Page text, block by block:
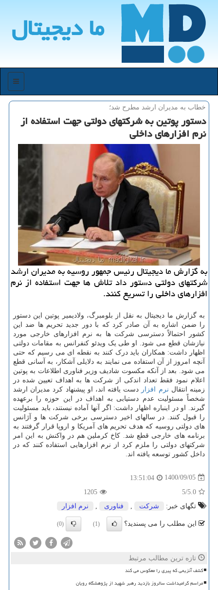
ما دیجیتال
منو
خطاب به مدیران ارشد مطرح شد؛
دستور پوتین به شرکتهای دولتی جهت استفاده از
نرم افزارهای داخلی
به گزارش ما دیجیتال رئیس جمهور روسیه به مدیران ارشد
شرکتهای دولتی دستور داد تلاش ها جهت استفاده از نرم
افزارهای داخلی را تسریع کنند.
به گزارش ما دیجیتال به نقل از بلومبرگ، ولادیمیر پوتین این دستور
را ضمن اشاره به آن صادر کرد که با دور جدید تحریم ها ضد این
کشور احتمالاً دسترسی شرکت ها به نرم افزارهای خارجی مورد
نیازشان قطع می شود. او طی یک ویدئو کنفرانس به مقامات دولتی
اظهار داشت: همکاران باید درک کنند به نقطه ای می رسیم که حتی
آنچه امروز از آن استفاده می نمایند به دلایلی آشکار، به آسانی قطع
می شود. بعد از آنکه مکسوت شادیف وزیر فناوری اطلاعات به پوتین
اعلام نمود فقط تعداد اندکی از شرکت ها به اهداف تعیین شده در
زمینه انتقال نرم افزار دست یافته اند، او پیشنهاد کرد مدیران ارشد
شخصاً مسئولیت عدم دستیابی به اهداف در این حوزه را برعهده
گیرند. او در اینباره اظهار داشت: اگر آنها آماده نیستند، باید مسئولیت
را قبول کنند. در سالهای اخیر دسترسی برخی شرکت ها و آژانس
های دولتی روسیه که هدف تحریم های آمریکا و اروپا قرار گرفتند به
برنامه های خارجی قطع شد. کاخ کرملین هم در واکنش به این امر
شرکتهای دولتی را ملزم کرد از نرم افزارهایی استفاده کنند که در
داخل کشور توسعه یافته اند.
1400/09/05
13:51:04
5.0
/5
1205
تگهای خبر:
شركت فناوری نرم افزار
این مطلب را می پسندید؟ (1)
(0)
تازه ترین مطالب مرتبط
کشف آنزیمی که پیری را معکوس می کند
مراسم گرامیداشت سالروز بازدید رهبر شهید از پژوهشگاه رویان